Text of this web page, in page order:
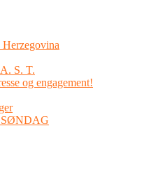
S. T.
og engagement!
SØNDAG